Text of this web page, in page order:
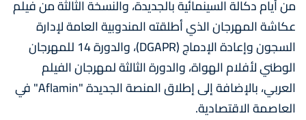
من أيام دكالة السينمائية بالجديدة، والنسخة الثالثة من فيلم
عكاشة المهرجان الذي أطلقته المندوبية العامة لإدارة
السجون وإعادة الإدماج (DGAPR)، والدورة 14 للمهرجان
الوطني لأفلام الهواة، والدورة الثالثة لمهرجان الفيلم
العربي، بالإضافة إلى إطلاق المنصة الجديدة "Aflamin" في
العاصمة الاقتصادية.